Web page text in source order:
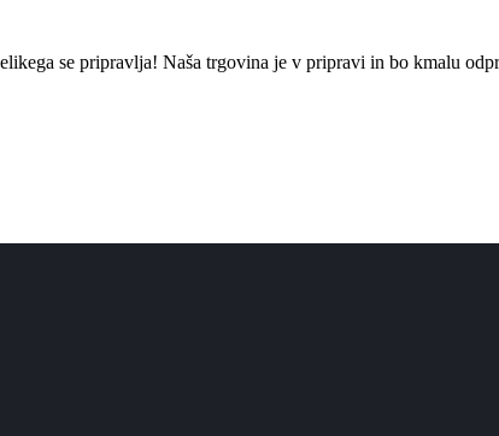
se pripravlja! Naša trgovina je v pripravi in ​​bo kmalu